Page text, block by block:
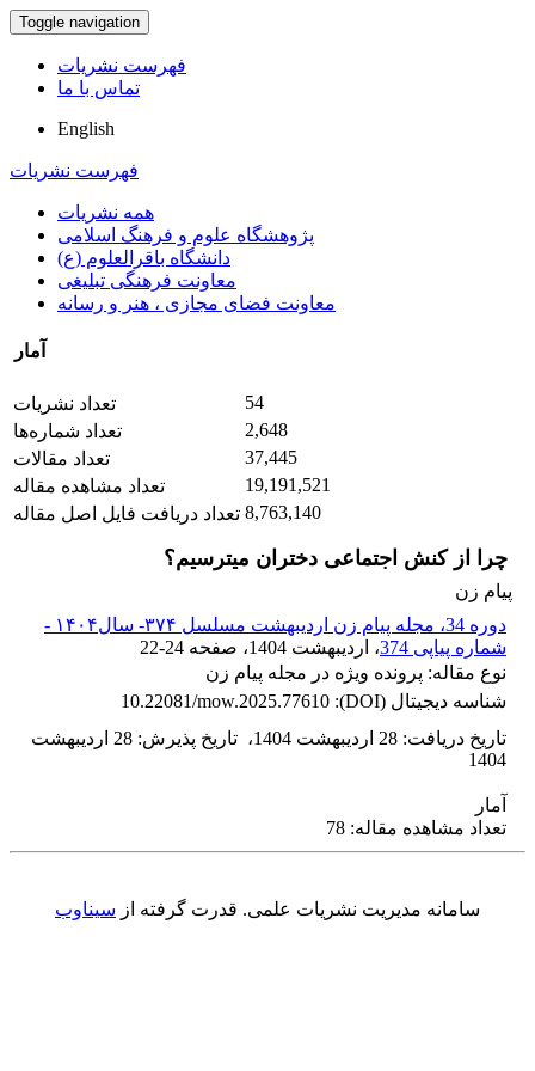
Toggle navigation
فهرست نشریات
تماس با ما
English
فهرست نشریات
همه نشریات
پژوهشگاه علوم و فرهنگ اسلامی
دانشگاه باقرالعلوم (ع)
معاونت فرهنگی تبلیغی
معاونت فضای مجازی ، هنر و رسانه
آمار
تعداد نشریات
54
تعداد شماره‌ها
2,648
تعداد مقالات
37,445
تعداد مشاهده مقاله
19,191,521
تعداد دریافت فایل اصل مقاله 8,763,140
چرا از کنش اجتماعی دختران میترسیم؟
پیام زن
دوره 34، مجله پیام زن اردیبهشت مسلسل ۳۷۴- سال۱۴۰۴ -
شماره پیاپی 374
، اردیبهشت 1404 ، صفحه 22-24
نوع مقاله: پرونده ویژه در مجله پیام زن
شناسه دیجیتال (DOI):
10.22081/mow.2025.77610
تاریخ دریافت: 28 اردیبهشت 1404 ، تاریخ پذیرش:
28 اردیبهشت
1404
آمار
تعداد مشاهده مقاله: 78
سامانه مدیریت نشریات علمی. قدرت گرفته از سیناوب